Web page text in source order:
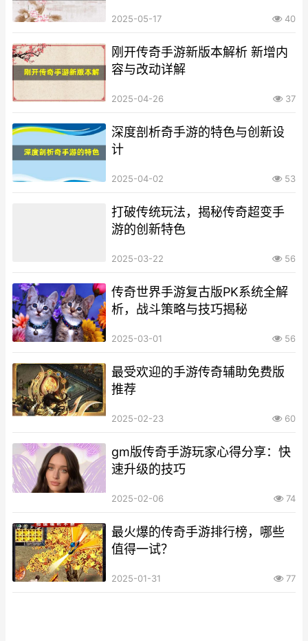
2025-05-17 40
刚开传奇手游新版本解析 新增内
容与改动详解
2025-04-26 37
深度剖析奇手游的特色与创新设
计
2025-04-02 53
打破传统玩法，揭秘传奇超变手
游的创新特色
2025-03-22 56
传奇世界手游复古版PK系统全解
析，战斗策略与技巧揭秘
2025-03-01 56
最受欢迎的手游传奇辅助免费版
推荐
2025-02-23 60
gm版传奇手游玩家心得分享：快
速升级的技巧
2025-02-06 74
最火爆的传奇手游排行榜，哪些
值得一试？
2025-01-31 77